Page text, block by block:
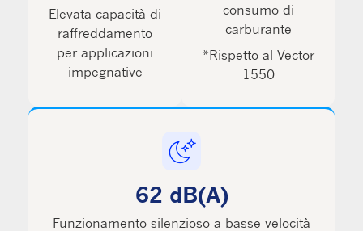
Elevata capacità di
raffreddamento
per applicazioni
impegnative
consumo di
carburante
*Rispetto al Vector
1550
62 dB(A)
Funzionamento silenzioso a basse velocità